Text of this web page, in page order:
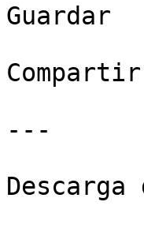
Guardar
Compartir
---